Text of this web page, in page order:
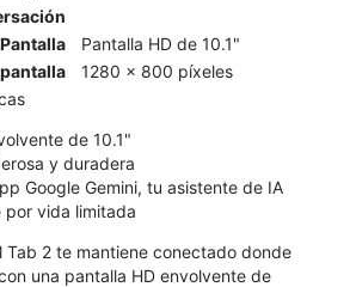
Pantalla
Pantalla HD de 10.1"
1280 x 800 píxeles
de 10.1"
y duradera
Google Gemini, tu asistente de IA
por vida limitada
Tab 2 te mantiene conectado donde
una pantalla HD envolvente de